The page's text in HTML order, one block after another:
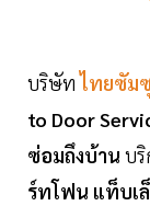
บริษัท ไทยซัม
to Door
ซ่อมถึงบ้าน บ
ร์ทโฟน แท็บเ